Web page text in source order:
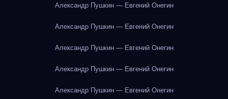
Александр Пушкин — Евгений Онегин
Александр Пушкин — Евгений Онегин
Александр Пушкин — Евгений Онегин
Александр Пушкин — Евгений Онегин
Александр Пушкин — Евгений Онегин